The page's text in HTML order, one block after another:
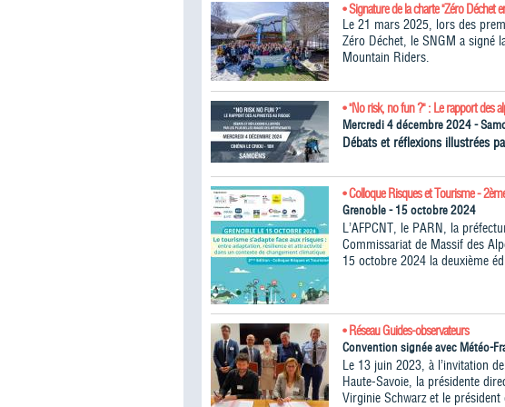
• Signature de la charte "Zéro Déchet
Le 21 mars 2025, lors des
Zéro Déchet, le SNGM a signé
Mountain Riders.
• "No risk, no fun ?" : Le rapport des
Mercredi 4 décembre 2024 -
Débats et réflexions illustrées
• Colloque Risques et Tourisme -
Grenoble - 15 octobre 2024
L’AFPCNT, le PARN, la
Commissariat de Massif des
15 octobre 2024 la deuxième
• Réseau Guides-observateurs
Convention signée avec Météo-
Le 13 juin 2023, à l’invitation
Haute-Savoie, la présidente
Virginie Schwarz et le